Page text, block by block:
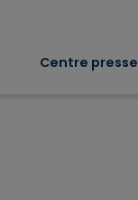
Centre presse